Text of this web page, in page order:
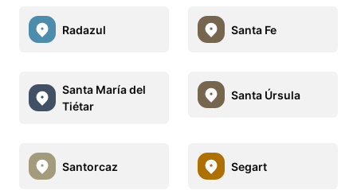
Radazul Santa Fe
Santa María del
Tiétar
Santa Úrsula
Santorcaz Segart